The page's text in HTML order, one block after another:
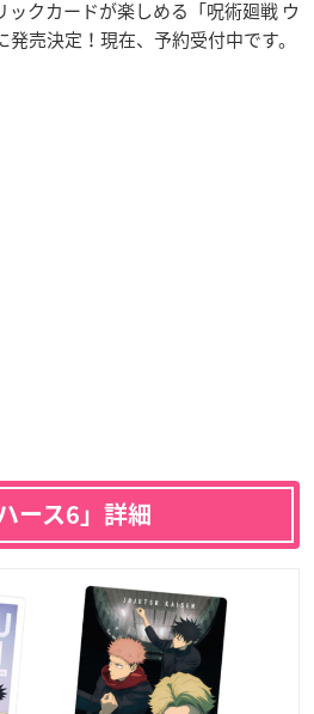
ックカードが楽しめる「呪術廻戦 ウ
売決定！現在、予約受付中です。
ース6」詳細